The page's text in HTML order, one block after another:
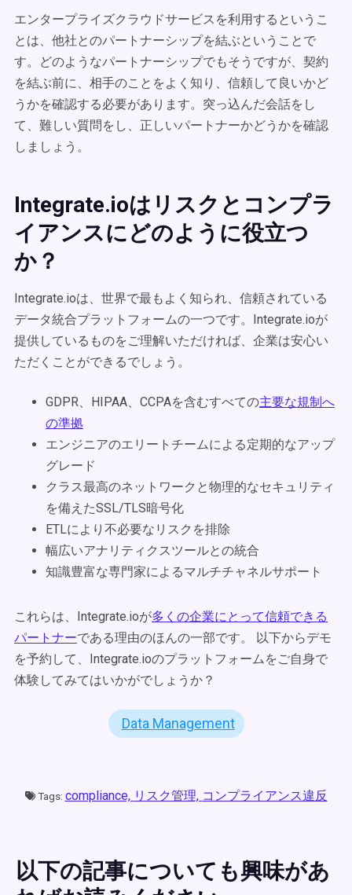
エンタープライズクラウドサービスを利用するというこ
とは、他社とのパートナーシップを結ぶということで
す。どのようなパートナーシップでもそうですが、契約
を結ぶ前に、相手のことをよく知り、信頼して良いかど
うかを確認する必要があります。突っ込んだ会話をし
て、難しい質問をし、正しいパートナーかどうかを確認
しましょう。
Integrate.ioはリスクとコンプラ
イアンスにどのように役立つ
か？
Integrate.ioは、世界で最もよく知られ、信頼されている
データ統合プラットフォームの一つです。Integrate.ioが
提供しているものをご理解いただければ、企業は安心い
ただくことができるでしょう。
GDPR、HIPAA、CCPAを含むすべての主要な規制へ
の準拠
エンジニアのエリートチームによる定期的なアップ
グレード
クラス最高のネットワークと物理的なセキュリティ
を備えたSSL/TLS暗号化
ETLにより不必要なリスクを排除
幅広いアナリティクスツールとの統合
知識豊富な専門家によるマルチチャネルサポート
これらは、Integrate.ioが多くの企業にとって信頼できる
パートナーである理由のほんの一部です。 以下からデモ
を予約して、Integrate.ioのプラットフォームをご自身で
体験してみてはいかがでしょうか？
Data Management
Tags: compliance, リスク管理, コンプライアンス違反
以下の記事についても興味があ